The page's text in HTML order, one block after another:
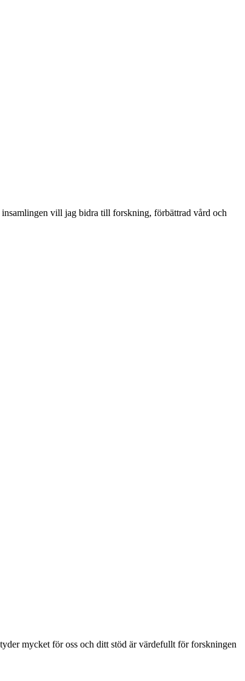
insamlingen vill jag bidra till forskning, förbättrad vård och
mycket för oss och ditt stöd är värdefullt för forskningen